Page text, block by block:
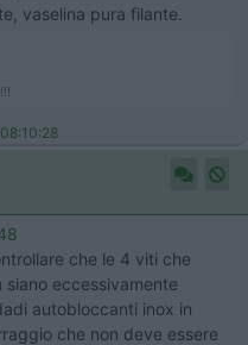
vaselina pura filante.
che le 4 viti che
eccessivamente
autobloccanti inox in
che non deve essere